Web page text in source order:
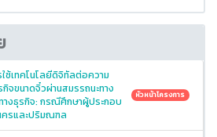
ช้เทคโนโลยีดิจิทัลต่อความ
จขนาดจิ๋วผ่านสมรรถนะทาง
งธุรกิจ: กรณีศึกษาผู้ประกอบ
ครและปริมณฑล
หัวหน้าโครงการ